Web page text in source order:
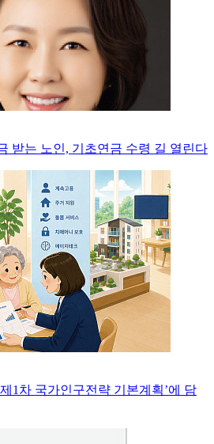
받는 노인, 기초연금 수령 길 열린다
1차 국가인구전략 기본계획’에 담